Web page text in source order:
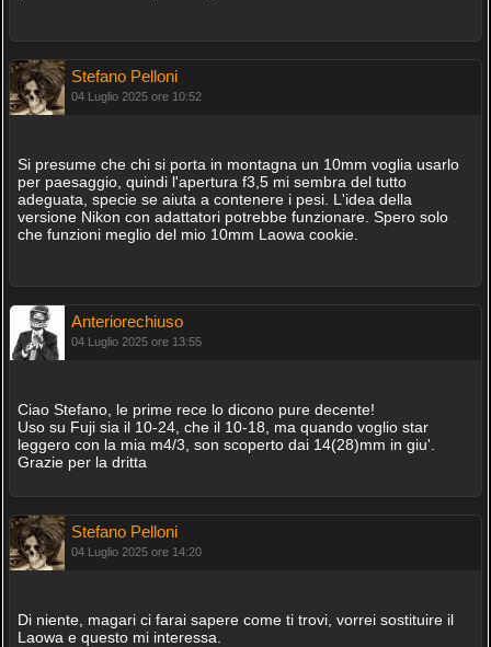
Stefano Pelloni
04 Luglio 2025 ore 10:52
Si presume che chi si porta in montagna un 10mm voglia usarlo
per paesaggio, quindi l'apertura f3,5 mi sembra del tutto
adeguata, specie se aiuta a contenere i pesi. L'idea della
versione Nikon con adattatori potrebbe funzionare. Spero solo
che funzioni meglio del mio 10mm Laowa cookie.
Anteriorechiuso
04 Luglio 2025 ore 13:55
Ciao Stefano, le prime rece lo dicono pure decente!
Uso su Fuji sia il 10-24, che il 10-18, ma quando voglio star
leggero con la mia m4/3, son scoperto dai 14(28)mm in giu'.
Grazie per la dritta
Stefano Pelloni
04 Luglio 2025 ore 14:20
Di niente, magari ci farai sapere come ti trovi, vorrei sostituire il
Laowa e questo mi interessa.